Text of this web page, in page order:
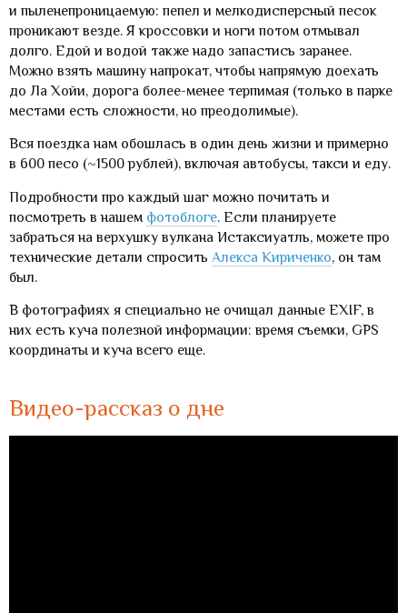
и пыленепроницаемую: пепел и мелкодисперсный песок
проникают везде. Я кроссовки и ноги потом отмывал
долго. Едой и водой также надо запастись заранее.
Можно взять машину напрокат, чтобы напрямую доехать
до Ла Хойи, дорога более-менее терпимая (только в парке
местами есть сложности, но преодолимые).
Вся поездка нам обошлась в один день жизни и примерно
в 600 песо (~1500 рублей), включая автобусы, такси и еду.
Подробности про каждый шаг можно почитать и
посмотреть в нашем фотоблоге. Если планируете
забраться на верхушку вулкана Истаксиуатль, можете про
технические детали спросить Алекса Кириченко, он там
был.
В фотографиях я специально не очищал данные EXIF, в
них есть куча полезной информации: время съемки, GPS
координаты и куча всего еще.
Видео-рассказ о дне